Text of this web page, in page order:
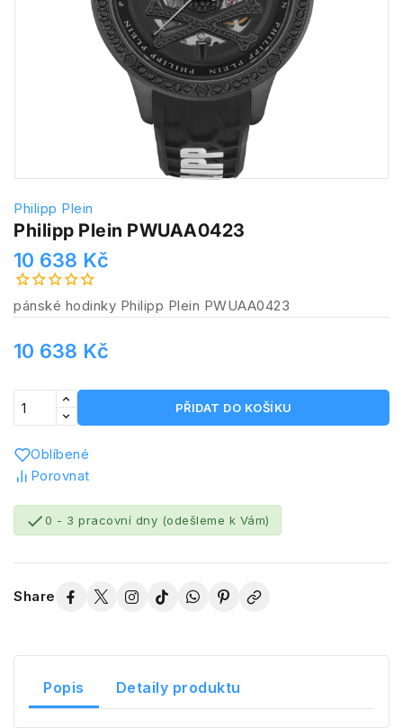
Philipp Plein
Philipp Plein PWUAA0423
10 638 Kč
pánské hodinky Philipp Plein PWUAA0423
10 638 Kč
PŘIDAT DO KOŠÍKU
Oblíbené
Porovnat
0 - 3 pracovní dny (odešleme k Vám)
Share
Popis Detaily produktu